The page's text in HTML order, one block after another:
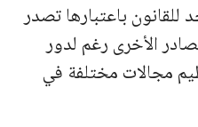
باعتبارها تصدر
الأخرى رغم لدور
مجالات مختلفة في